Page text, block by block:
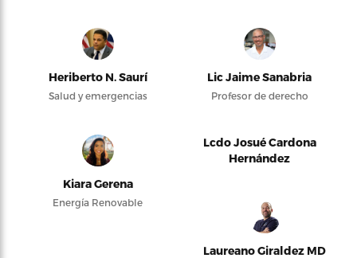
Heriberto N. Saurí
Salud y emergencias
Lic Jaime Sanabria
Profesor de derecho
Kiara Gerena
Energía Renovable
Lcdo Josué Cardona
Hernández
Laureano Giraldez MD